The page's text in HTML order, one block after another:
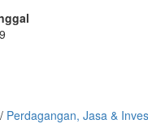
Perdagangan, Jasa &